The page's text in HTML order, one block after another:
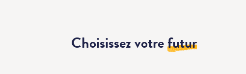
Choisissez votrefutur